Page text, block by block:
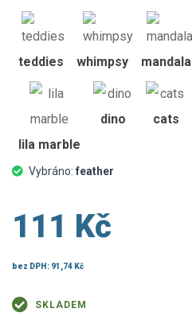
teddies whimpsy mandala
lila marble
dino cats
Vybráno: feather
111 Kč
bez DPH: 91,74 Kč
SKLADEM